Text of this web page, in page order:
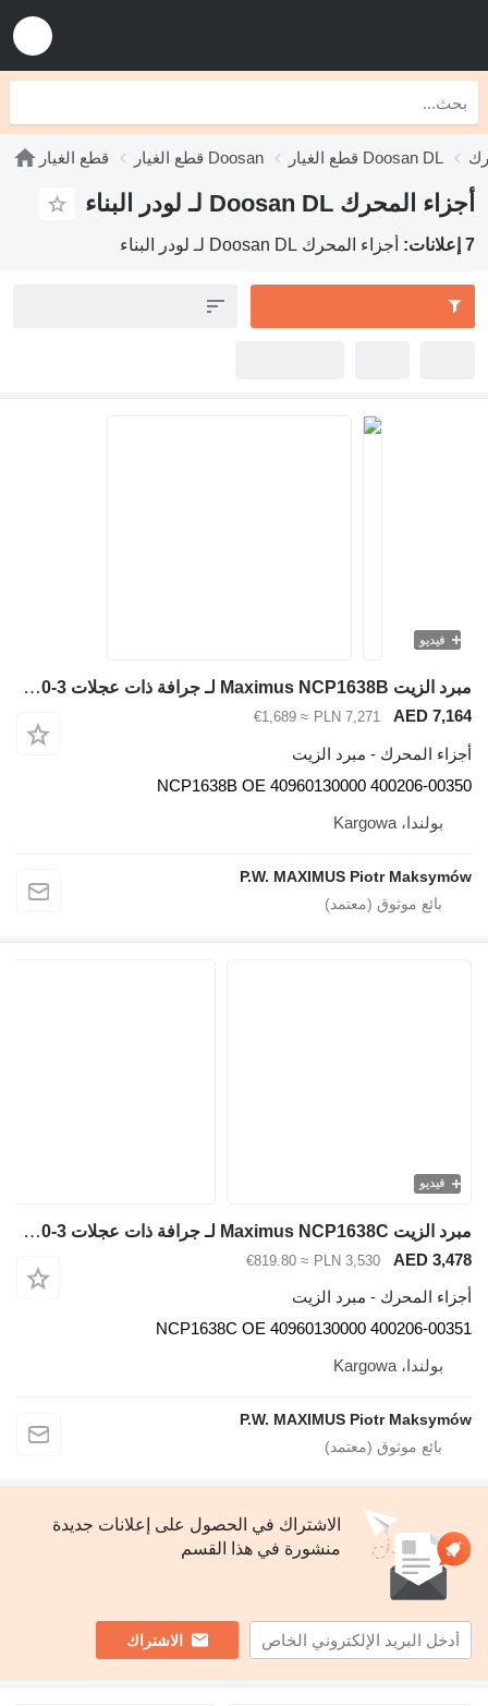
قطع الغيار قطع الغيار Doosan قطع الغيار Doosan DL
أجزاء المحرك Doosan DL لـ لودر البناء
7 إعلانات: أجزاء المحرك Doosan DL لـ لودر البناء
فيديو
مبرد الزيت Maximus NCP1638B لـ جرافة ذات عجلات Doosan DL420-3
AED 7,164
PLN 7,271
≈ €1,689
أجزاء المحرك - مبرد الزيت
NCP1638B OE 40960130000 400206-00350
بولندا، Kargowa
P.W. MAXIMUS Piotr Maksymów
فيديو
مبرد الزيت Maximus NCP1638C لـ جرافة ذات عجلات Doosan DL420-3
AED 3,478
PLN 3,530
≈ €819.80
أجزاء المحرك - مبرد الزيت
NCP1638C OE 40960130000 400206-00351
بولندا، Kargowa
P.W. MAXIMUS Piotr Maksymów
الاشتراك في الحصول على إعلانات جديدة
منشورة في هذا القسم
الاشتراك